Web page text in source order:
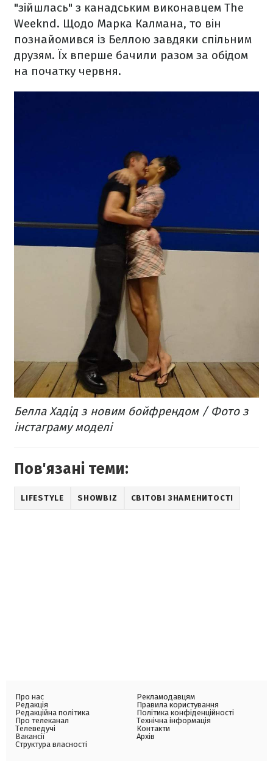
"зійшлась" з канадським виконавцем The
Weeknd. Щодо Марка Калмана, то він
познайомився із Беллою завдяки спільним
друзям. Їх вперше бачили разом за обідом
на початку червня.
Белла Хадід з новим бойфрендом / Фото з
інстаграму моделі
Пов'язані теми:
LIFESTYLE SHOWBIZ СВІТОВІ ЗНАМЕНИТОСТІ
Про нас
Редакція
Редакційна політика
Про телеканал
Телеведучі
Вакансії
Структура власності
Рекламодавцям
Правила користування
Політика конфіденційності
Технічна інформація
Контакти
Архів